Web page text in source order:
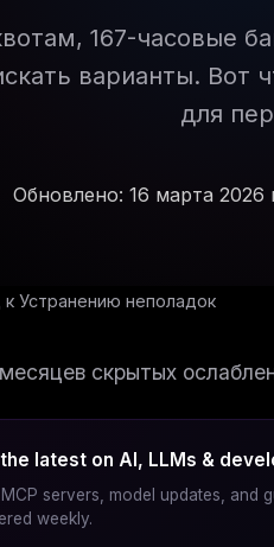
167-часовые
варианты. Вот
для
Обновлено: 16 марта 2026
Устранению неполадок
скрытых
latest on AI, LLMs &
MCP servers, model updates, and
weekly.